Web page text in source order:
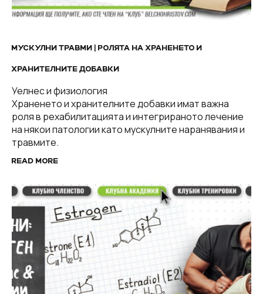
МУСКУЛНИ ТРАВМИ | РОЛЯТА НА ХРАНЕНЕТО И
ХРАНИТЕЛНИТЕ ДОБАВКИ
Уелнес и физиология
Храненето и хранителните добавки имат важна
роля в рехабилитацията и интегрираното лечение
на някои патологии като мускулните наранявания и
травмите.
READ MORE